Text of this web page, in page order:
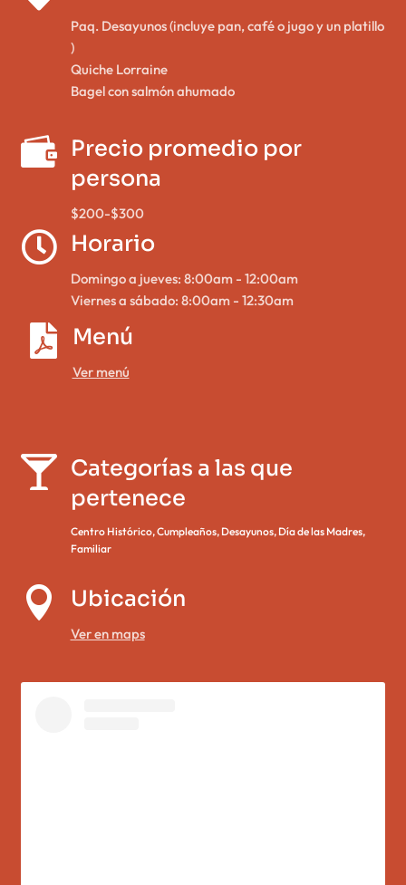
Paq. Desayunos (incluye pan, café o jugo y un platillo
)
Quiche Lorraine
Bagel con salmón ahumado
 Precio promedio por
persona
$200-$300
 Horario
Domingo a jueves: 8:00am - 12:00am
Viernes a sábado: 8:00am - 12:30am
 Menú
Ver menú
 Categorías a las que
pertenece
Centro Histórico,Cumpleaños, Desayunos, Día de las Madres,
Familiar
 Ubicación
Ver en maps